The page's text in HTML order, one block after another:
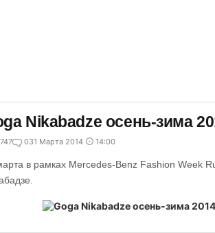
Nikabadze осень-зима
031 Марта 2014 14:00
в рамках Mercedes-Benz Fashion Week